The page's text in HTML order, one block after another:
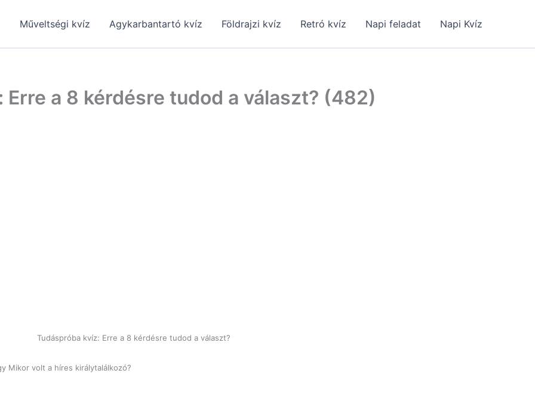
Műveltségi kvíz Agykarbantartó kvíz Földrajzi kvíz Retró kvíz Napi feladat Napi Kvíz
Erre a 8 kérdésre tudod a választ? (482)
Tudáspróba kvíz: Erre a 8 kérdésre tudod a választ?
Mikor volt a híres királytalálkozó?